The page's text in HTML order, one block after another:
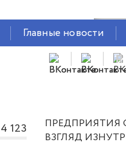
Главные новости
4 123
ПРЕДПРИЯТИЯ
ВЗГЛЯД